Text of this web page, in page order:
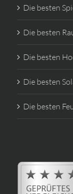
Die besten
Die besten
Die besten
Die besten
Die besten